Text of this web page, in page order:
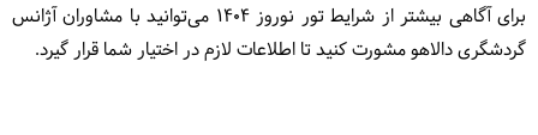
برای آگاهی بیشتر از شرایط تور نوروز ۱۴۰۴ می‌توانید با مشاوران آژانس
گردشگری دالاهو مشورت کنید تا اطلاعات لازم در اختیار شما قرار گیرد.